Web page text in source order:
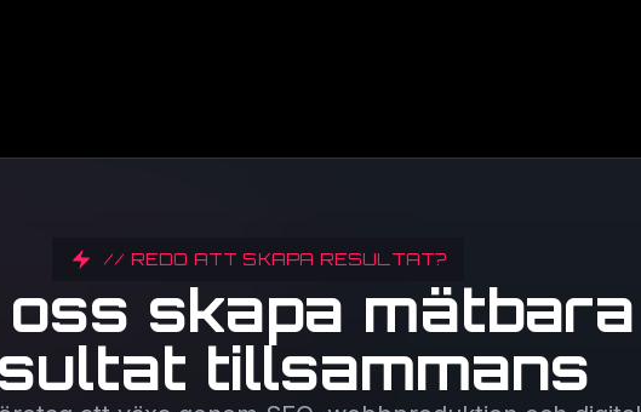
// REDO ATT SKAPA RESULTAT?
skapa mätbara
tillsammans